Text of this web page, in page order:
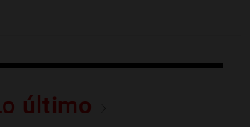
último